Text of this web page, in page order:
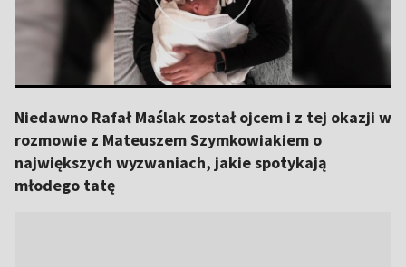
Niedawno Rafał Maślak został ojcem i z tej okazji w
rozmowie z Mateuszem Szymkowiakiem o
największych wyzwaniach, jakie spotykają
młodego tatę